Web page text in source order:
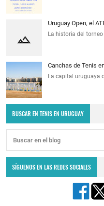
Uruguay Open, el
La historia del
Canchas de Tenis
La capital uruguaya
BUSCAR EN TENIS EN URUGUAY
SÍGUENOS EN LAS REDES SOCIALES